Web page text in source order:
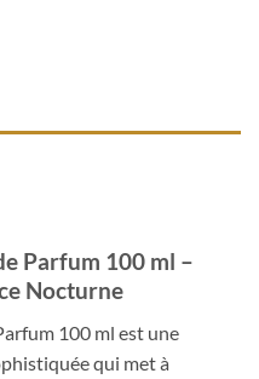
Parfum 100 ml –
Nocturne
100 ml est une
qui met à